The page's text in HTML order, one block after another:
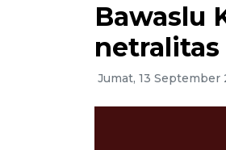
Bawaslu
Jumat, 13 September